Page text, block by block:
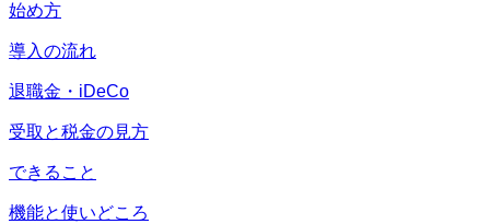
始め方
導入の流れ
退職金・iDeCo
受取と税金の見方
できること
機能と使いどころ